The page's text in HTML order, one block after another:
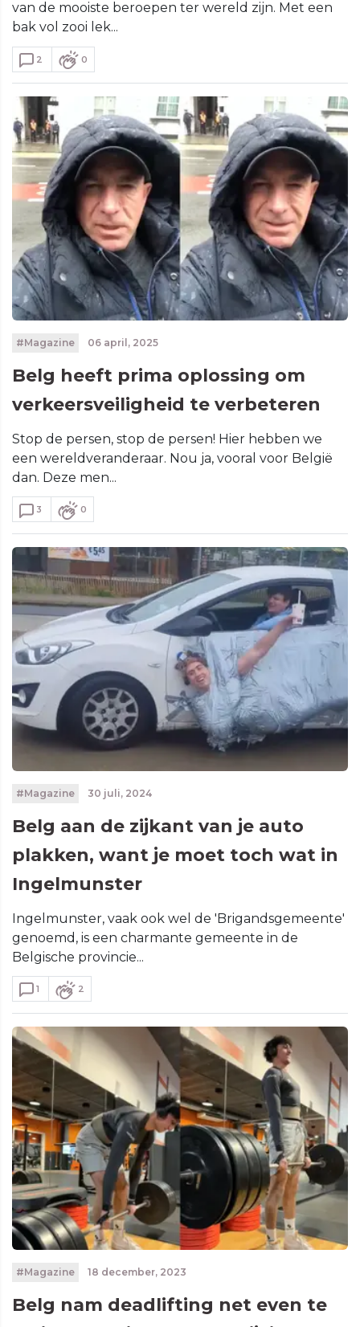
van de mooiste beroepen ter wereld zijn. Met een
bak vol zooi lek...
2 0
#Magazine 06 april, 2025
Belg heeft prima oplossing om
verkeersveiligheid te verbeteren
Stop de persen, stop de persen! Hier hebben we
een wereldveranderaar. Nou ja, vooral voor België
dan. Deze men...
3 0
#Magazine 30 juli, 2024
Belg aan de zijkant van je auto
plakken, want je moet toch wat in
Ingelmunster
Ingelmunster, vaak ook wel de 'Brigandsgemeente'
genoemd, is een charmante gemeente in de
Belgische provincie...
1 2
#Magazine 18 december, 2023
Belg nam deadlifting net even te